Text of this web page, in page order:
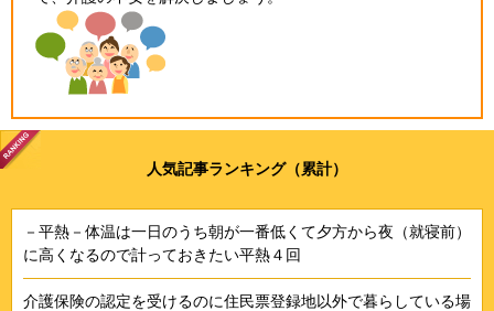
人気記事ランキング（累計）
－平熱－体温は一日のうち朝が一番低くて夕方から夜（就寝前）
に高くなるので計っておきたい平熱４回
介護保険の認定を受けるのに住民票登録地以外で暮らしている場